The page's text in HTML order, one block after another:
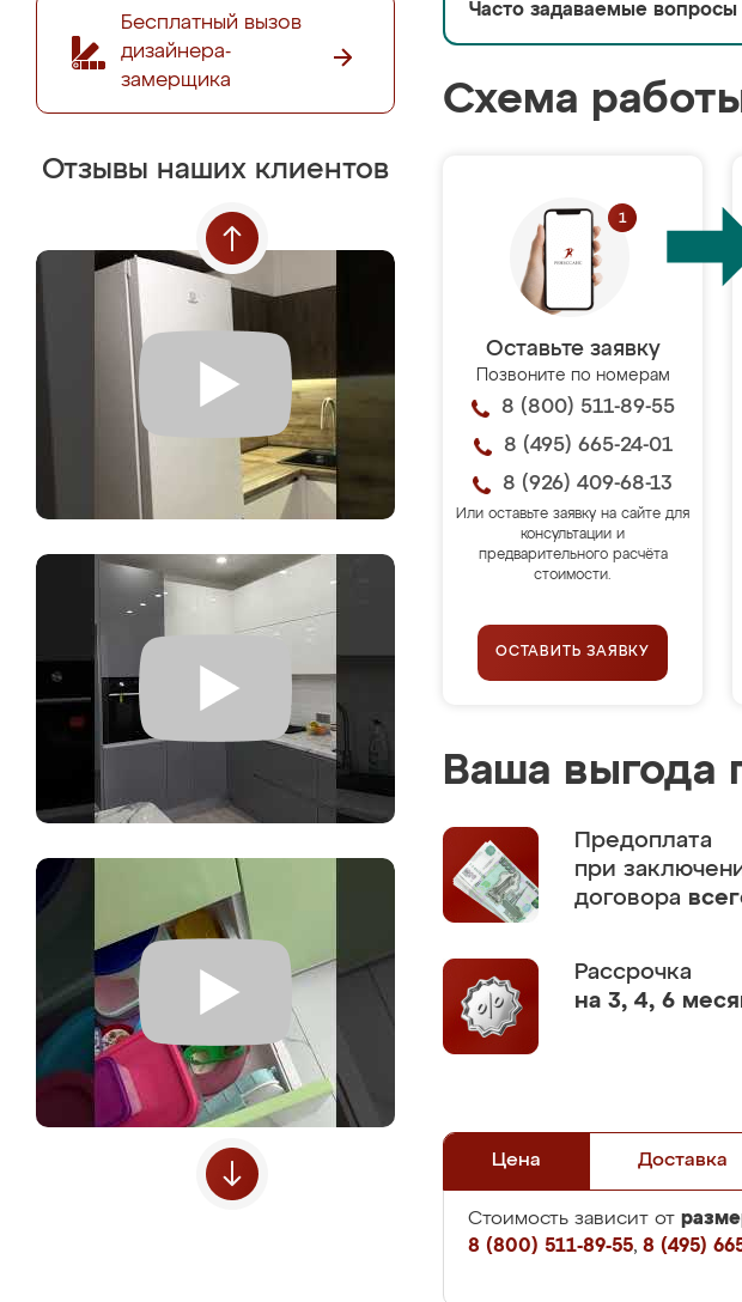
Бесплатный вызов
дизайнера-
замерщика
Отзывы наших клиентов
Часто задаваемые вопросы
Схема
Оставьте заявку
Позвоните по номерам
8 (800) 511-89-55
8 (495) 665-24-01
8 (926) 409-68-13
Или оставьте заявку на сайте для
консультации и
предварительного расчёта
стоимости.
ОСТАВИТЬ ЗАЯВКУ
Ваша выгода
Предоплата
при
договора
Рассрочка
на 3, 4, 6
Цена Доставка
Стоимость зависит от
8 (800) 511-89-55, 8 (495)